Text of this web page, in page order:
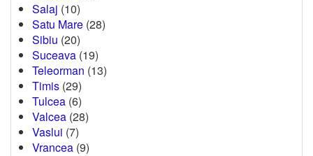
Salaj (10)
Satu Mare (28)
Sibiu (20)
Suceava (19)
Teleorman (13)
Timis (29)
Tulcea (6)
Valcea (28)
Vaslui (7)
Vrancea (9)